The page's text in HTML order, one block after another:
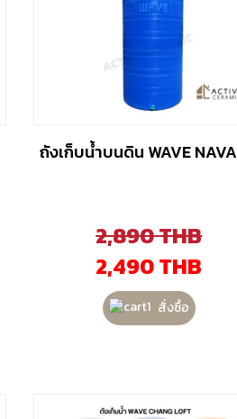
ถังเก็บน้ำบนดิน WAVE
2,890THB
2,490THB
สั่งซื้อ